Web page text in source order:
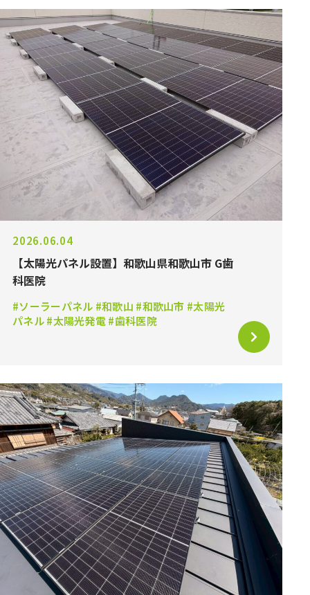
2026.06.04
【太陽光パネル設置】和歌山県和歌山市 G歯
科医院
#ソーラーパネル #和歌山 #和歌山市 #太陽光
パネル #太陽光発電 #歯科医院